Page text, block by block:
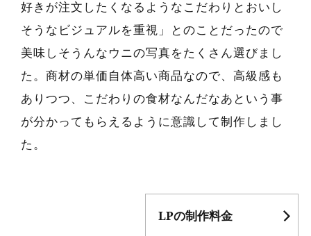
好きが注文したくなるようなこだわりとおいし
そうなビジュアルを重視」とのことだったので
美味しそうんなウニの写真をたくさん選びまし
た。商材の単価自体高い商品なので、高級感も
ありつつ、こだわりの食材なんだなあという事
が分かってもらえるように意識して制作しまし
た。
LPの制作料金